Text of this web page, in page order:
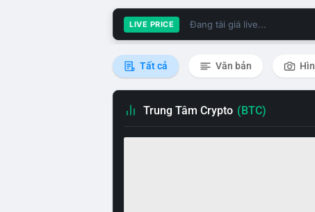
LIVE PRICE Đang tải giá live...
Tất cả Văn bản
Trung Tâm Crypto (BTC)